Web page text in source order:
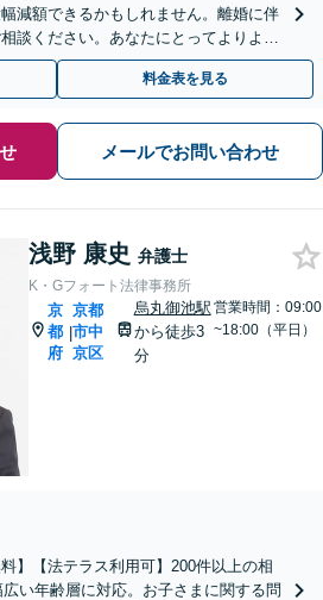
減額できるかもしれません。離婚に伴
談ください。あなたにとってよりよい
日対応可能】
料金表を見る
メールでお問い合わせ
浅野 康史 弁護士
K・Gフォート法律事務所
京
都
府
|
京都
市中
京区
烏丸御池駅
から徒歩3
分
営業時間：09:00
~18:00（平日）
】【法テラス利用可】200件以上の相
い年齢層に対応。お子さまに関する問